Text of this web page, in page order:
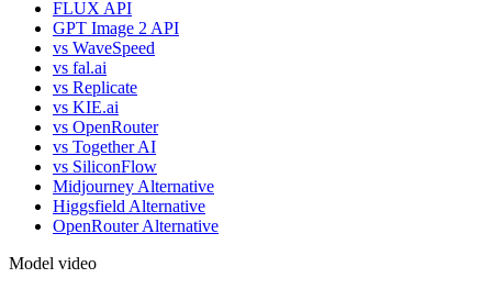
FLUX API
GPT Image 2 API
vs WaveSpeed
vs fal.ai
vs Replicate
vs KIE.ai
vs OpenRouter
vs Together AI
vs SiliconFlow
Midjourney Alternative
Higgsfield Alternative
OpenRouter Alternative
Model video